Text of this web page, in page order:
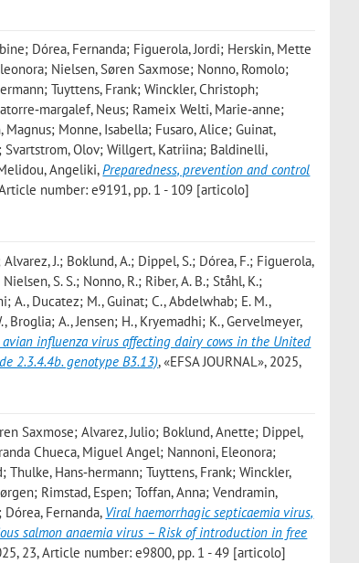
Dórea, Fernanda; Figuerola, Jordi; Herskin, Mette
Nielsen, Søren Saxmose; Nonno, Romolo;
Tuyttens, Frank; Winckler, Christoph;
Neus; Rameix Welti, Marie‐anne;
Monne, Isabella; Fusaro, Alice; Guinat,
Svartstrom, Olov; Willgert, Katriina; Baldinelli,
Angeliki,Preparedness, prevention and control
Article number: e9191, pp. 1 - 109 [articolo]
J.; Boklund, A.; Dippel, S.; Dórea, F.; Figuerola,
S. S.; Nonno, R.; Riber, A. B.; Ståhl, K.;
A., Ducatez; M., Guinat; C., Abdelwhab; E. M.,
Broglia; A., Jensen; H., Kryemadhi; K., Gervelmeyer,
influenza virus affecting dairy cows in the United
2.3.4.4b. genotype B3.13), «EFSA JOURNAL», 2025,
Saxmose; Alvarez, Julio; Boklund, Anette; Dippel,
Chueca, Miguel Angel; Nannoni, Eleonora;
Thulke, Hans‐hermann; Tuyttens, Frank; Winckler,
Rimstad, Espen; Toffan, Anna; Vendramin,
Fernanda, Viral haemorrhagic septicaemia virus,
salmon anaemia virus – Risk of introduction in free
23, Article number: e9800, pp. 1 - 49 [articolo]